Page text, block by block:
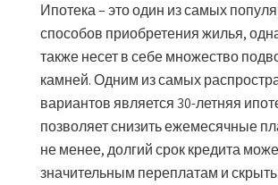
Ипотека – это один из самых
способов приобретения жилья,
также несет в себе множество
камней. Одним из самых
вариантов является 30-летняя
позволяет снизить ежемесячные
не менее, долгий срок кредита
значительным переплатам и